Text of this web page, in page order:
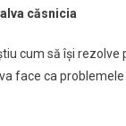
căsnicia
cum să îşi
face ca